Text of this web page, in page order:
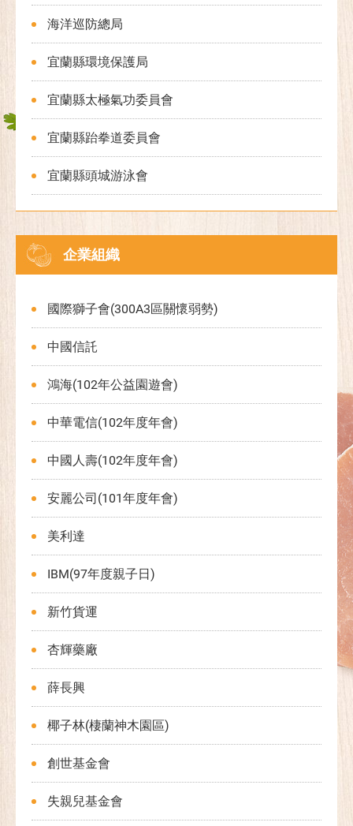
海洋巡防總局
宜蘭縣環境保護局
宜蘭縣太極氣功委員會
宜蘭縣跆拳道委員會
宜蘭縣頭城游泳會
企業組織
國際獅子會(300A3區關懷弱勢)
中國信託
鴻海(102年公益園遊會)
中華電信(102年度年會)
中國人壽(102年度年會)
安麗公司(101年度年會)
美利達
IBM(97年度親子日)
新竹貨運
杏輝藥廠
薛長興
椰子林(棲蘭神木園區)
創世基金會
失親兒基金會